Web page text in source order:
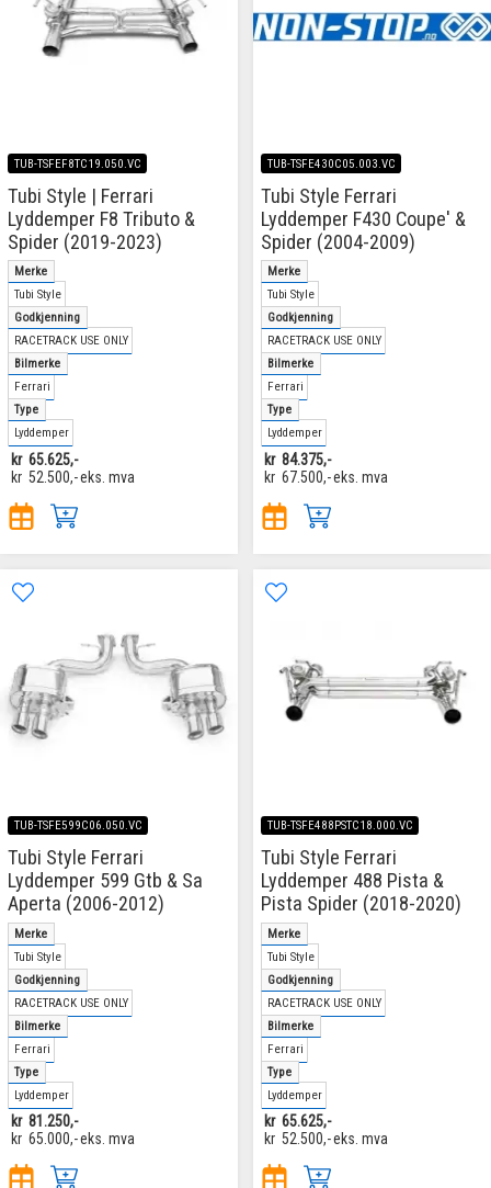
TUB-TSFEF8TC19.050.VC
Tubi Style | Ferrari
Lyddemper F8 Tributo &
Spider (2019-2023)
Merke
Tubi Style
Godkjenning
RACETRACK USE ONLY
Bilmerke
Ferrari
Type
Lyddemper
kr 65.625,-
kr 52.500,-eks. mva
TUB-TSFE430C05.003.VC
Tubi Style Ferrari
Lyddemper F430 Coupe' &
Spider (2004-2009)
Merke
Tubi Style
Godkjenning
RACETRACK USE ONLY
Bilmerke
Ferrari
Type
Lyddemper
kr 84.375,-
kr 67.500,-eks. mva
TUB-TSFE599C06.050.VC
Tubi Style Ferrari
Lyddemper 599 Gtb & Sa
Aperta (2006-2012)
Merke
Tubi Style
Godkjenning
RACETRACK USE ONLY
Bilmerke
Ferrari
Type
Lyddemper
kr 81.250,-
kr 65.000,-eks. mva
TUB-TSFE488PSTC18.000.VC
Tubi Style Ferrari
Lyddemper 488 Pista &
Pista Spider (2018-2020)
Merke
Tubi Style
Godkjenning
RACETRACK USE ONLY
Bilmerke
Ferrari
Type
Lyddemper
kr 65.625,-
kr 52.500,-eks. mva